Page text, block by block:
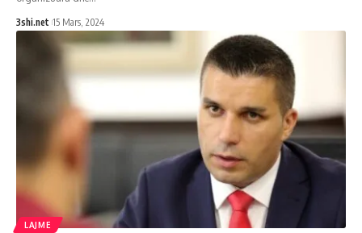
3shi.net 15 Mars, 2024
LAJME